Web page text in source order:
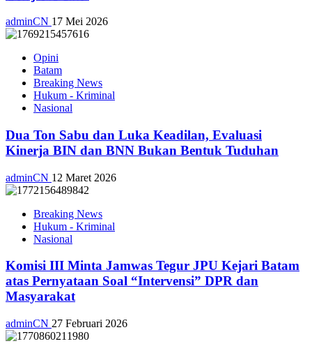
adminCN 17 Mei 2026
Opini
Batam
Breaking News
Hukum - Kriminal
Nasional
Dua Ton Sabu dan Luka Keadilan, Evaluasi
Kinerja BIN dan BNN Bukan Bentuk Tuduhan
adminCN 12 Maret 2026
Breaking News
Hukum - Kriminal
Nasional
Komisi III Minta Jamwas Tegur JPU Kejari Batam
atas Pernyataan Soal “Intervensi” DPR dan
Masyarakat
adminCN 27 Februari 2026